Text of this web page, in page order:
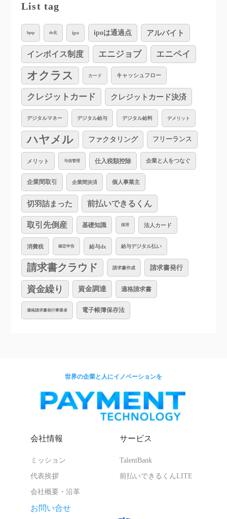
List tag
bpsp dx化 ipo ipoは通過点 アルバイト
インボイス制度 エニジョブ エニペイ
オクラス カード キャッシュフロー
クレジットカード クレジットカード決済
デジタルマネー デジタル給与 デジタル給料 デメリット
ハヤメル ファクタリング フリーランス
メリット 与信管理 仕入税額控除 企業と人をつなぐ
企業間取引 企業間決済 個人事業主
切羽詰まった 前払いできるくん
取引先倒産 基礎知識 採用 法人カード
消費税 確定申告 給与dx 給与デジタル払い
請求書クラウド 請求書作成 請求書発行
資金繰り 資金調達 適格請求書
適格請求書発行事業者 電子帳簿保存法
世界の企業と人にイノベーションを
会社情報
ミッション
代表挨拶
会社概要・沿革
サービス
TalentBank
前払いできるくんLITE
お問い合せ